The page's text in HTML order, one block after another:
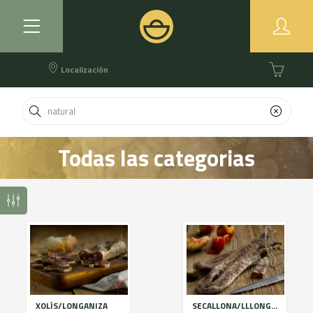
Localización
Todas las categorias
XOLÍS/LONGANIZA
SECALLONA/LLLONGANISSA SECA